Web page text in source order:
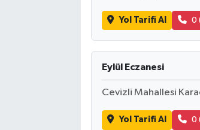
Yol Tarifi Al 0
Eylül Eczanesi
Cevizli Mahallesi
Yol Tarifi Al 0